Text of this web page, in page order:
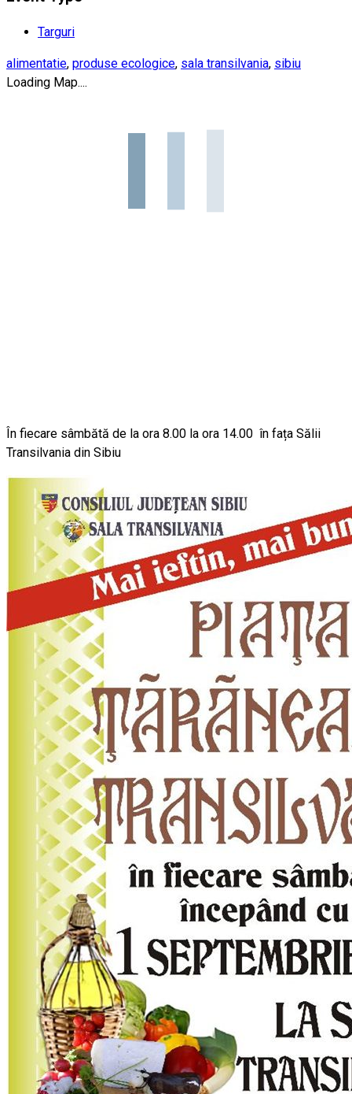
Targuri
alimentatie, produse ecologice, sala transilvania, sibiu
Loading Map....
În fiecare sâmbătă de la ora 8.00 la ora 14.00 în fața Sălii
Transilvania din Sibiu